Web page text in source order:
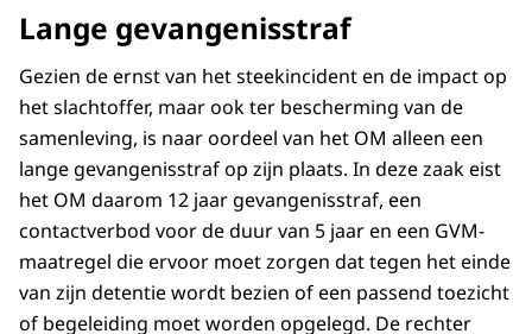
Lange gevangenisstraf
Gezien de ernst van het steekincident en de impact op
het slachtoffer, maar ook ter bescherming van de
samenleving, is naar oordeel van het OM alleen een
lange gevangenisstraf op zijn plaats. In deze zaak eist
het OM daarom 12 jaar gevangenisstraf, een
contactverbod voor de duur van 5 jaar en een GVM-
maatregel die ervoor moet zorgen dat tegen het einde
van zijn detentie wordt bezien of een passend toezicht
of begeleiding moet worden opgelegd. De rechter